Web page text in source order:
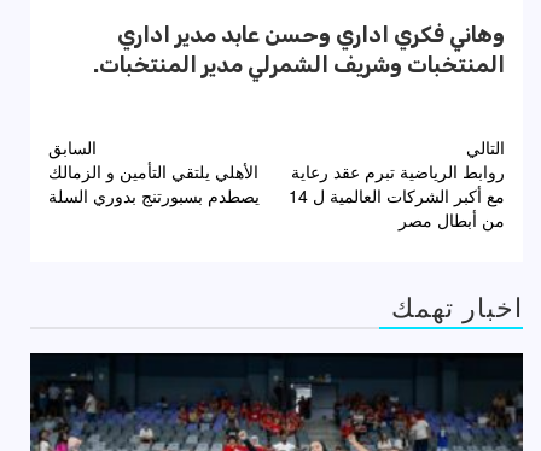
وهاني فكري اداري وحسن عابد مدير اداري
المنتخبات وشريف الشمرلي مدير المنتخبات.
تصفّح
المقالات
السابق
الأهلي يلتقي التأمين و الزمالك
يصطدم بسبورتنج بدوري السلة
التالي
روابط الرياضية تبرم عقد رعاية
مع أكبر الشركات العالمية ل 14
من أبطال مصر
اخبار تهمك